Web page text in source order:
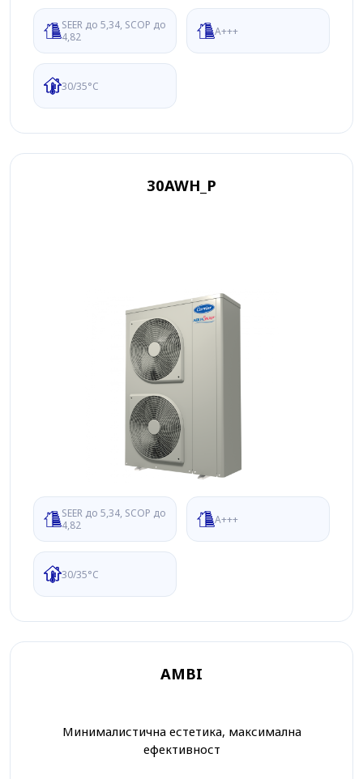
SEER до 5,34, SCOP до
4,82
A+++
30/35°C
30AWH_P
SEER до 5,34, SCOP до
4,82
A+++
30/35°C
AMBI
Минималистична естетика, максимална
ефективност